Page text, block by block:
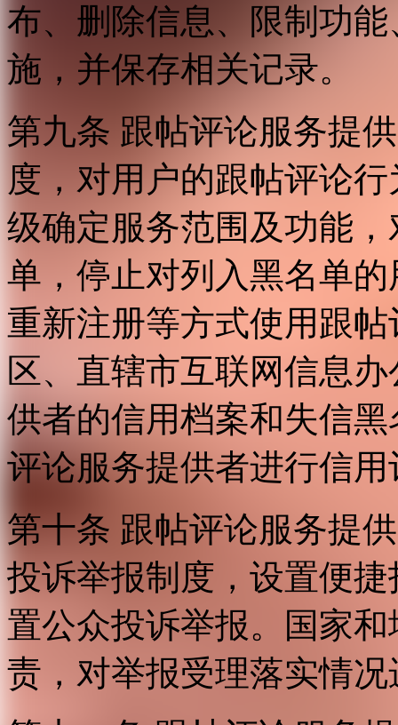
布、删除信息、限制功
施，并保存相关记录。
第九条 跟帖评论服务提
度，对用户的跟帖评论
级确定服务范围及功能
单，停止对列入黑名单
重新注册等方式使用跟
区、直辖市互联网信息
供者的信用档案和失信
评论服务提供者进行信用
第十条 跟帖评论服务提
投诉举报制度，设置便
置公众投诉举报。国家
责，对举报受理落实情